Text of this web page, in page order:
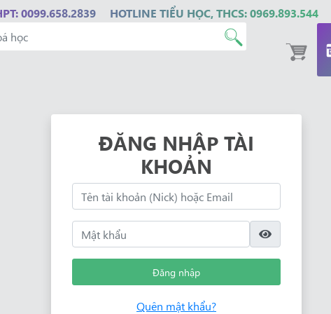
0099.658.2839 HOTLINE TIỂU HỌC, THCS: 0969.893.544
ĐĂNG NHẬP TÀI
KHOẢN
Đăng nhập
Quên mật khẩu?